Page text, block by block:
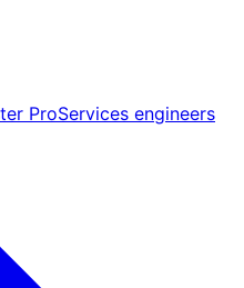
ProServices engineers